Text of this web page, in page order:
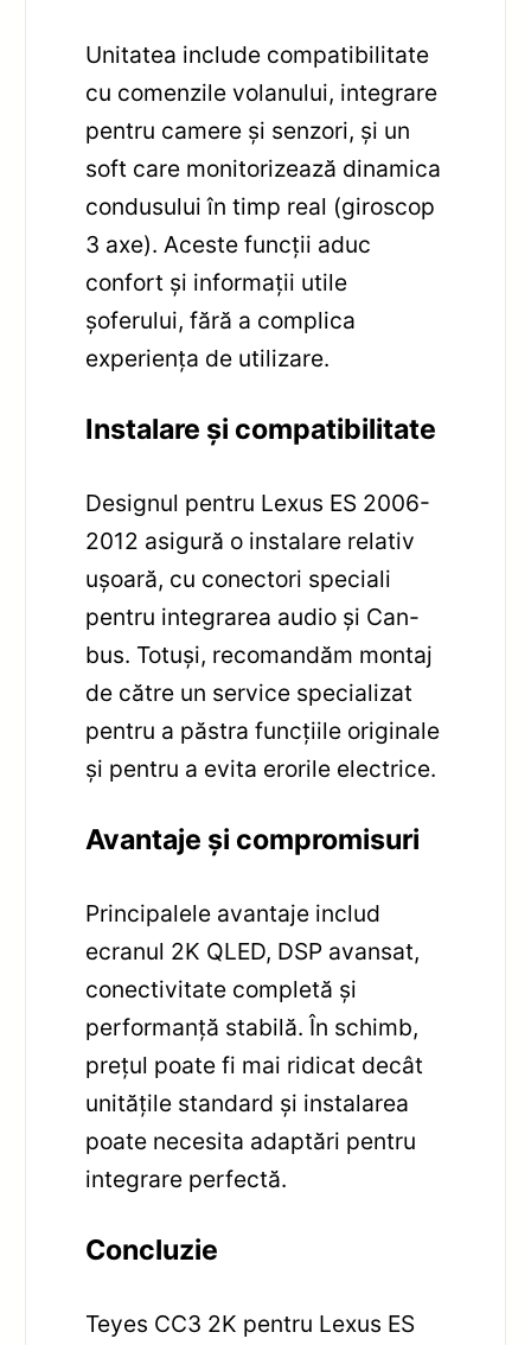
Unitatea include compatibilitate
cu comenzile volanului, integrare
pentru camere și senzori, și un
soft care monitorizează dinamica
condusului în timp real (giroscop
3 axe). Aceste funcții aduc
confort și informații utile
șoferului, fără a complica
experiența de utilizare.
Instalare și compatibilitate
Designul pentru Lexus ES 2006-
2012 asigură o instalare relativ
ușoară, cu conectori speciali
pentru integrarea audio și Can-
bus. Totuși, recomandăm montaj
de către un service specializat
pentru a păstra funcțiile originale
și pentru a evita erorile electrice.
Avantaje și compromisuri
Principalele avantaje includ
ecranul 2K QLED, DSP avansat,
conectivitate completă și
performanță stabilă. În schimb,
prețul poate fi mai ridicat decât
unitățile standard și instalarea
poate necesita adaptări pentru
integrare perfectă.
Concluzie
Teyes CC3 2K pentru Lexus ES